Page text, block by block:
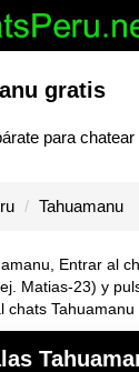
gratis
para
Tahuamanu
, Entrar al
Matias-23) y
chats Tahuamanu